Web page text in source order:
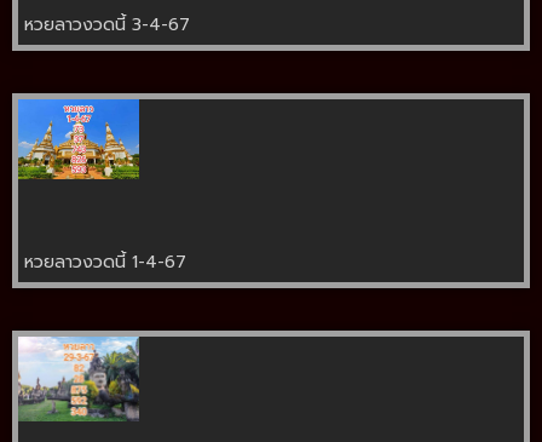
หวยลาวงวดนี้ 3-4-67
หวยลาวงวดนี้ 1-4-67